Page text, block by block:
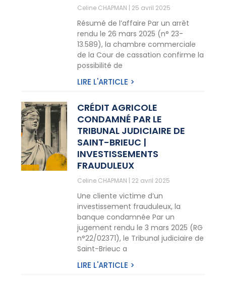
Celine CHAPMAN 25 avril 2025
Résumé de l’affaire Par un arrêt
rendu le 26 mars 2025 (n° 23-
13.589), la chambre commerciale
de la Cour de cassation confirme la
possibilité de
LIRE L'ARTICLE >
CRÉDIT AGRICOLE
CONDAMNÉ PAR LE
TRIBUNAL JUDICIAIRE DE
SAINT-BRIEUC |
INVESTISSEMENTS
FRAUDULEUX
Celine CHAPMAN 22 avril 2025
Une cliente victime d’un
investissement frauduleux, la
banque condamnée Par un
jugement rendu le 3 mars 2025 (RG
n°22/02371), le Tribunal judiciaire de
Saint-Brieuc a
LIRE L'ARTICLE >